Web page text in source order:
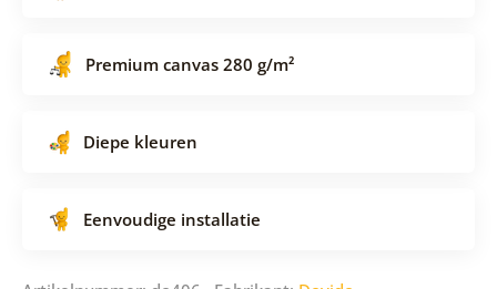
Premium canvas 280 g/m²
Diepe kleuren
Eenvoudige installatie